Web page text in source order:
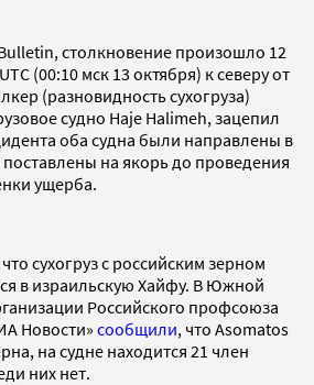
столкновение произошло 12
(00:10 мск 13 октября) к северу от
(разновидность сухогруза)
судно Haje Halimeh, зацепил
оба судна были направлены в
на якорь до проведения
ущерба.
сухогруз с российским зерном
в израильскую Хайфу. В Южной
Российского профсоюза
Новости» сообщили, что Asomatos
на судне находится 21 член
них нет.